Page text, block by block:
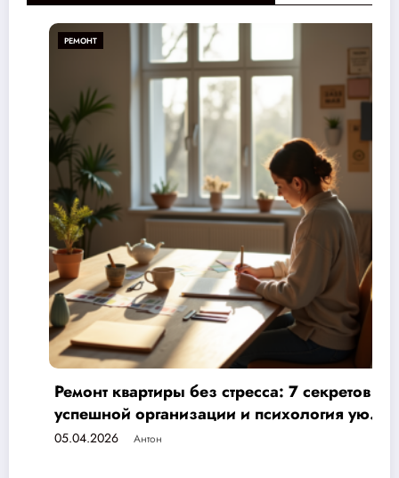
стресса: 7 секретов
и психология уюта
Узнайте, как
шагов к